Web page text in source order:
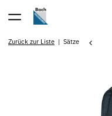
Zurück zur Liste Sätze